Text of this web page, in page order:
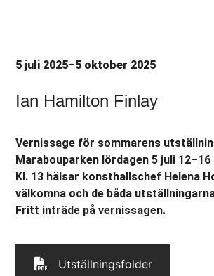
5 juli 2025–5 oktober 2025
Ian Hamilton Finlay
Vernissage för sommarens
Marabouparken lördagen 5 juli 12–16
Kl. 13 hälsar konsthallschef Helena
välkomna och de båda
Fritt inträde på vernissagen.
Utställningsfolder